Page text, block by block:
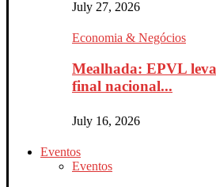
July 27, 2026
Economia & Negócios
Mealhada: EPVL
final nacional...
July 16, 2026
Eventos
Eventos